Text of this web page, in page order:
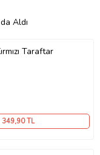
Aldı
Taraftar
349,90 TL